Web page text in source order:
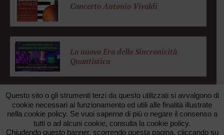
Concerto Antonio Vivaldi
La nuova Era della Sincronicità
Quantistica
© 2026 FONDAZIONE ZANOTTO. All rights reserved. •
FAXUNO WEB AGENCY
Questo sito o gli strumenti terzi da questo utilizzati si avvalgono di
cookie necessari al funzionamento ed utili alle finalità illustrate
nella cookie policy. Se vuoi saperne di più o negare il consenso a
tutti o ad alcuni cookie, consulta la cookie policy.
Chiudendo questo banner, scorrendo questa pagina, cliccando su